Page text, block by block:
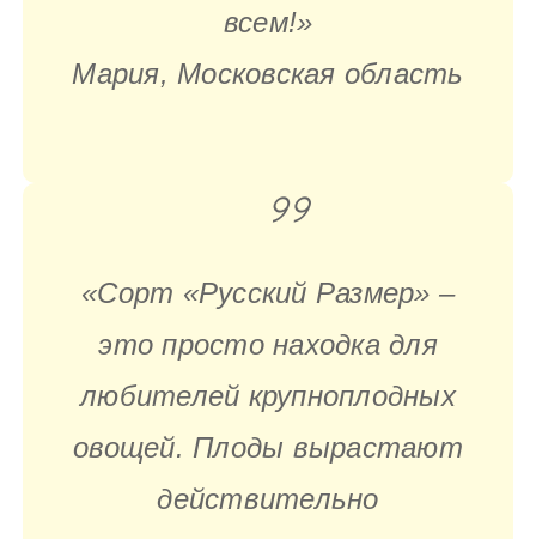
всем!»
Мария, Московская область
«Сорт «Русский Размер» –
это просто находка для
любителей крупноплодных
овощей. Плоды вырастают
действительно